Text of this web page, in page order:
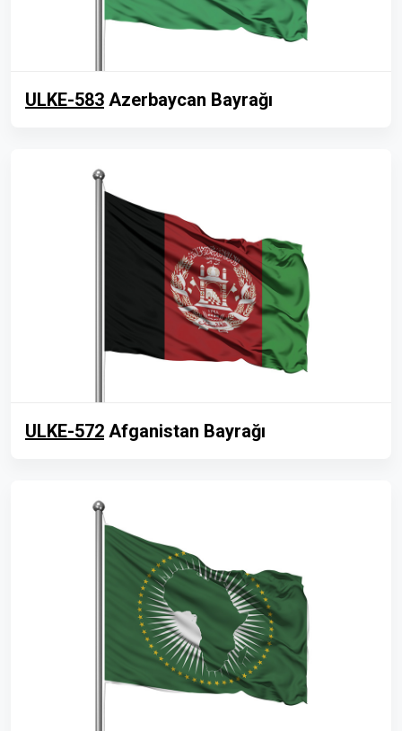
ULKE-583 Azerbaycan Bayrağı
ULKE-572 Afganistan Bayrağı